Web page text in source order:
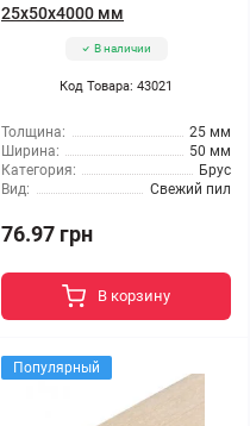
25x50x4000 мм
В наличии
Код Товара: 43021
Толщина:
25 мм
Ширина:
50 мм
Категория:
Брус
Вид:
Свежий пил
76.97 грн
В корзину
Популярный